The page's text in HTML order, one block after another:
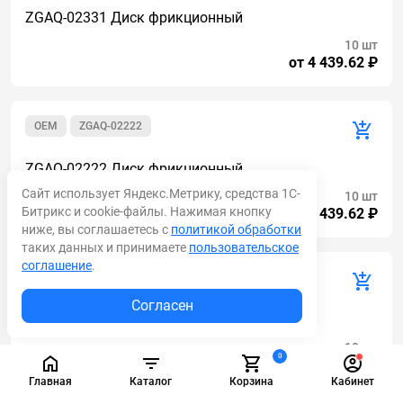
Главная Каталог
0
Корзина Кабинет
ZGAQ-02331 Диск фрикционный
от 4 439.62 ₽
10 шт
ZGAQ-02222
OEM
ZGAQ-02222 Диск фрикционный
от 4 439.62 ₽
10 шт
K9004160 Диск фрикционный
от 4 439.62 ₽
10 шт
Сайт использует Яндекс.Метрику, средства 1С-
Битрикс и cookie-файлы. Нажимая кнопку
ниже, вы соглашаетесь с политикой обработки
таких данных и принимаете пользовательское
соглашение.
Согласен